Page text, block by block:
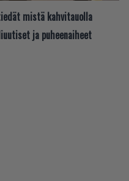
mistä kahvitauolla
ja puheenaiheet